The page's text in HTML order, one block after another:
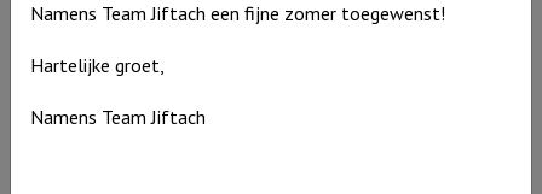
in
Namens Team Jiftach een fijne zomer toegewenst!
Hartelijke groet,
Namens Team Jiftach